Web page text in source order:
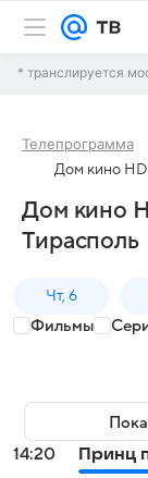
* транслируется
Телепрограмма
Дом кино HD
Дом кино
Тирасполь
Чт, 6
Фильмы
14:20
Принц